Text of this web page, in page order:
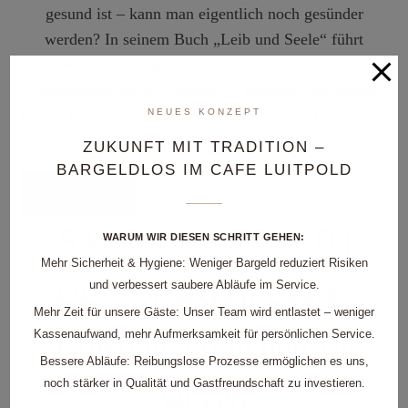
gesund ist – kann man eigentlich noch gesünder
werden? In seinem Buch „Leib und Seele“ führt
blutig. Im Gespräch mitJan Weiler erzählt Bartens von
…
SALON LUITPOLD |
DLD Breakfast Beats |
Schwungvoll in den Tag
tanzen
NEUES KONZEPT
ZUKUNFT MIT TRADITION –
BARGELDLOS IM CAFE LUITPOLD
WARUM WIR DIESEN SCHRITT GEHEN:
Mehr Sicherheit & Hygiene: Weniger Bargeld reduziert Risiken
und verbessert saubere Abläufe im Service.
Mehr Zeit für unsere Gäste: Unser Team wird entlastet – weniger
Kassenaufwand, mehr Aufmerksamkeit für persönlichen Service.
Bessere Abläufe: Reibungslose Prozesse ermöglichen es uns,
noch stärker in Qualität und Gastfreundschaft zu investieren.